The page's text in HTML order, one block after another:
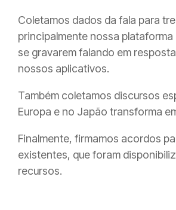
Coletamos dados da fala para
principalmente nossa
se gravarem falando em
nossos aplicativos.
Também coletamos discursos
Europa e no Japão transforma
Finalmente, firmamos acordos
existentes, que foram
recursos.